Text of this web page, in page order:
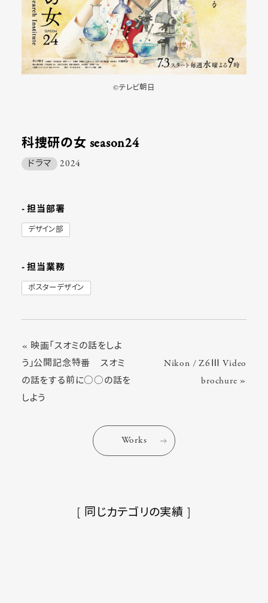
©テレビ朝日
科捜研の女 season24
ドラマ 2024
- 担当部署
デザイン部
- 担当業務
ポスターデザイン
« 映画「スオミの話をしよ
う」公開記念特番 スオミ
の話をする前に○○の話を
しよう
Nikon / Z6Ⅲ Video
brochure »
Works
[ 同じカテゴリの実績 ]